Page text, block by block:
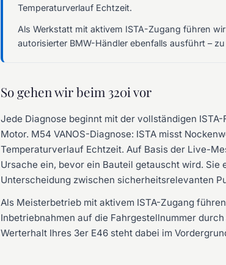
Temperaturverlauf Echtzeit.
Als Werkstatt mit aktivem ISTA-Zugang führen
autorisierter BMW-Händler ebenfalls ausführt –
So gehen wir beim 320i vor
Jede Diagnose beginnt mit der vollständigen
Motor. M54 VANOS-Diagnose: ISTA misst
Temperaturverlauf Echtzeit. Auf Basis der Live-
Ursache ein, bevor ein Bauteil getauscht wird.
Unterscheidung zwischen sicherheitsrelevanten
Als Meisterbetrieb mit aktivem ISTA-Zugang
Inbetriebnahmen auf die Fahrgestellnummer
Werterhalt Ihres 3er E46 steht dabei im